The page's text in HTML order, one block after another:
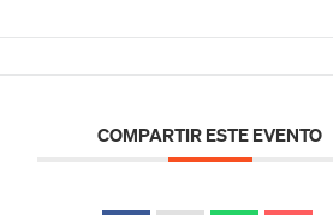
COMPARTIR ESTE EVENTO